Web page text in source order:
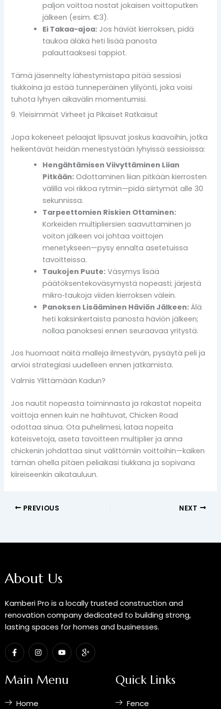
paljon voittoa nostat jokaisen voittoputken
jälkeen (esim. €3).
Ei Takaa-ajoa: Jos häviät kierroksen, pidä
taukoa äläkä heti lisää panosta
palauttaaksesi tappiot.
Tämä jäsennelty lähestymistapa pitää sessiosi
tiukkoina ja estää tunneperäinen ylilyönti, joka voisi
tuhota lyhyen aikavälin momentumisi.
9. Yleisimmät Virheet ja Pikaiset Ratkaisut
Jopa kokeneet pelaajat lipsuvat joskus kaavoihin, jotka
heikentävät heidän menestystään lyhyissä sessioissa:
Hengähtämisen Viivyttäminen Liian
Pitkään: Odottaminen liian pitkään kierrosten
välillä voi rikkoa rytmin—pidä siirtymät alle 30
sekunnissa.
Tarpeettomien Riskien Ottaminen:
Korkeiden multipliersien saavuttaminen jo
voiton jälkeen voi johtaa voittojen
menetykseen—pysy ennalta asetetuissa
tavoitteissa.
Taukojen Puute: Väsymys lisää
päätöksentekoväsymystä nopeasti; järjestä
mikro‑taukoja viiden kierroksen välein.
Panoksen Lisääminen Häviön Jälkeen: Älä
heti kaksinkertaista panosta häviön jälkeen;
nollaa panoksesi ennen seuraavaa yritystä.
Jos huomaat näitä malleja ilmestyvän, pysäytä peli ja
arvioi strategiasi uudelleen ennen jatkamista.
Valmis Ylittämään Kadun?
Jos nautit nopeasta toiminnasta ja rakastat nopeita
voittoja ennen kuin ne haihtuvat, Chicken Road
odottaa sinua. Ota puhelimesi, lataa nopeita
käteisvetoja, aseta tavoitteen multiplier ja anna
chickenin johdattaa sinut välittömiin voittoihin—kaiken
tämän ohella pitäen peliaikasi tiukkana ja sopivana
kiireiseenkin aikatauluun.
PREVIOUS NEXT
About Us
Kamberi Pro is a locally trusted construction and
renovation company dedicated to building strong,
lasting spaces for homes and businesses.
F
a
c
b
o
-
I
n
s
a
g
m
Y
o
u
u
b
I
c
o
Main Menu
Home
Quick Links
Fence